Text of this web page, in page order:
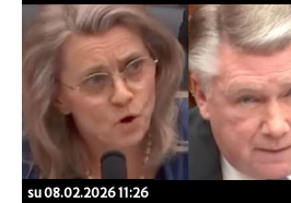
su 08.02.2026 11:26